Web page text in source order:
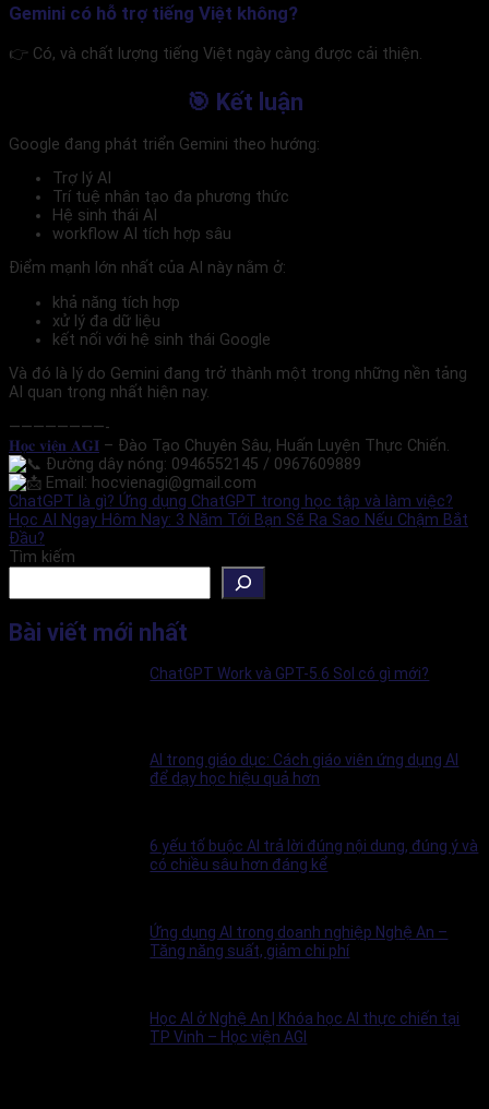
Gemini có hỗ trợ tiếng Việt không?
👉 Có, và chất lượng tiếng Việt ngày càng được cải thiện.
🎯 Kết luận
Google đang phát triển Gemini theo hướng:
Trợ lý AI
Trí tuệ nhân tạo đa phương thức
Hệ sinh thái AI
workflow AI tích hợp sâu
Điểm mạnh lớn nhất của AI này nằm ở:
khả năng tích hợp
xử lý đa dữ liệu
kết nối với hệ sinh thái Google
Và đó là lý do Gemini đang trở thành một trong những nền tảng
AI quan trọng nhất hiện nay.
————————-
𝐇𝐨̣𝐜 𝐯𝐢𝐞̣̂𝐧 𝐀𝐆𝐈 – Đào Tạo Chuyên Sâu, Huấn Luyện Thực Chiến.
Đường dây nóng: 0946552145 / 0967609889
Email: hocvienagi@gmail.com
ChatGPT là gì? Ứng dụng ChatGPT trong học tập và làm việc?
Học AI Ngay Hôm Nay: 3 Năm Tới Bạn Sẽ Ra Sao Nếu Chậm Bắt
Đầu?
Tìm kiếm
Bài viết mới nhất
ChatGPT Work và GPT-5.6 Sol có gì mới?
AI trong giáo dục: Cách giáo viên ứng dụng AI
để dạy học hiệu quả hơn
6 yếu tố buộc AI trả lời đúng nội dung, đúng ý và
có chiều sâu hơn đáng kể
Ứng dụng AI trong doanh nghiệp Nghệ An –
Tăng năng suất, giảm chi phí
Học AI ở Nghệ An | Khóa học AI thực chiến tại
TP Vinh – Học viện AGI